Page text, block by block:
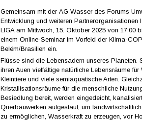
Gemeinsam mit der AG Wasser des Forums
Entwicklung und weiteren Partnerorganisationen
LIGA am Mittwoch, 15. Oktober 2025 von 17:00
einem Online-Seminar im Vorfeld der Klima-
Belém/Brasilien ein.
Flüsse sind die Lebensadern unseres Planeten.
ihren Auen vielfältige natürliche Lebensräume für
Kleintiere und viele semiaquatische Arten.
Kristallisationsräume für die menschliche
Besiedlung bereit, werden eingedeicht,
Querbauwerken aufgestaut, um
zu ermöglichen, Wasserkraft zu erzeugen, vor